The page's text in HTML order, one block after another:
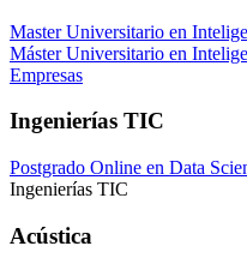
Master Universitario en
Máster Universitario en
Empresas
Ingenierías TIC
Postgrado Online en Data
Ingenierías TIC
Acústica